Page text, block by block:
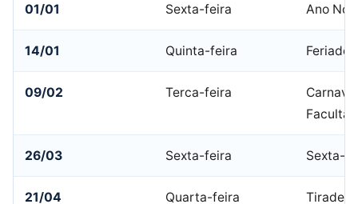
01/01 Sexta-feira Ano
14/01 Quinta-feira Feriado
09/02 Terca-feira
26/03 Sexta-feira Sexta-
21/04 Quarta-feira